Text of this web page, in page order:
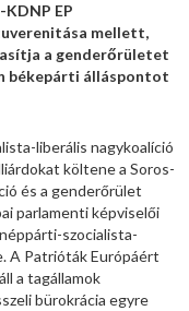
EP
mellett,
a genderőrületet
békepárti álláspontot
liberális nagykoalíció
költene a Soros-
és a genderőrület
parlamenti képviselői
szocialista-
A Patrióták Európáért
a tagállamok
bürokrácia egyre